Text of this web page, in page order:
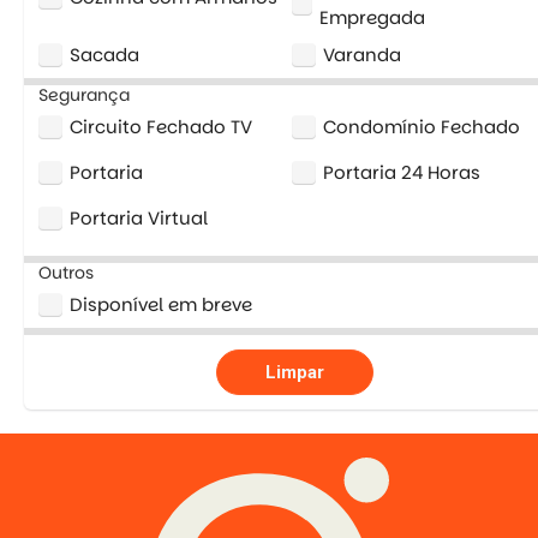
Empregada
Sacada
Varanda
Segurança
Circuito Fechado TV
Condomínio Fechado
Portaria
Portaria 24 Horas
Portaria Virtual
Outros
Disponível em breve
Limpar